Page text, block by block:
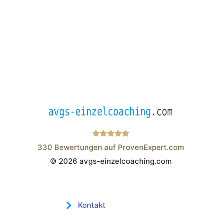
Wistor GmbH
330 Bewertungen auf ProvenExpert.com
© 2026 avgs-einzelcoaching.com
Kontakt